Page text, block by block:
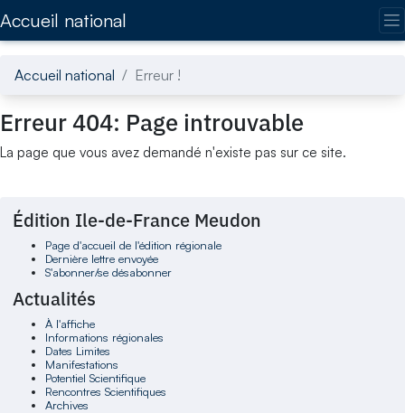
Accueil national
Accueil national Erreur !
Erreur 404: Page introuvable
La page que vous avez demandé n'existe pas sur ce site.
Édition Ile-de-France Meudon
Page d'accueil de l'édition régionale
Dernière lettre envoyée
S'abonner/se désabonner
Actualités
À l'affiche
Informations régionales
Dates Limites
Manifestations
Potentiel Scientifique
Rencontres Scientifiques
Archives